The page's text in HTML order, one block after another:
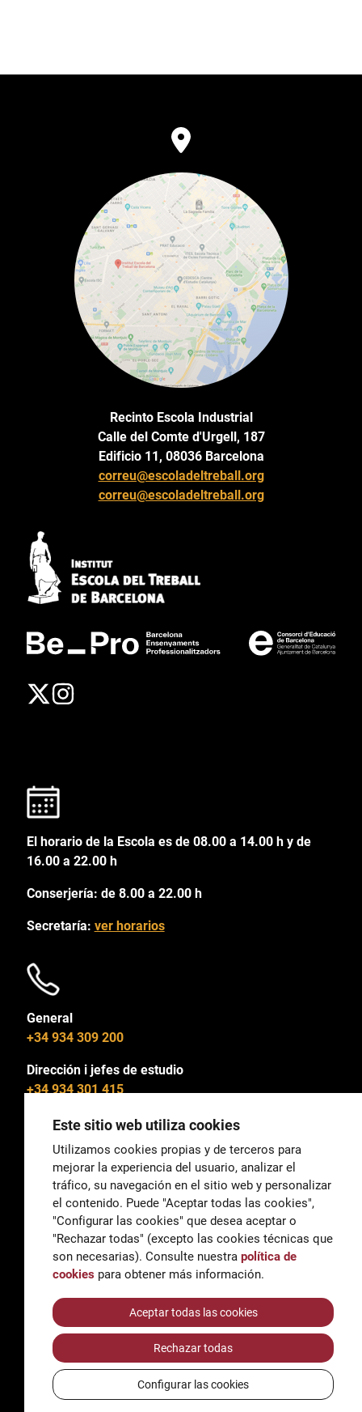
Recinto Escola Industrial
Calle del Comte d'Urgell, 187
Edificio 11, 08036 Barcelona
correu@escoladeltreball.org
correu@escoladeltreball.org
El horario de la Escola es de 08.00 a 14.00 h y de
16.00 a 22.00 h
Conserjería: de 8.00 a 22.00 h
Secretaría: ver horarios
General
+34 934 309 200
Dirección i jefes de estudio
+34 934 301 415
General
correu@escoladeltreball.org
Información
informacio@escoladeltreball.org
Trámites de secretaría
AccessibilidadAviso legal y Política de Privacidad
Política de cookies
Créditos
Este sitio web utiliza cookies
Utilizamos cookies propias y de terceros para
mejorar la experiencia del usuario, analizar el
tráfico, su navegación en el sitio web y personalizar
el contenido. Puede "Aceptar todas las cookies",
"Configurar las cookies" que desea aceptar o
"Rechazar todas" (excepto las cookies técnicas que
son necesarias). Consulte nuestra política de
cookies para obtener más información.
Aceptar todas las cookies
Rechazar todas
Configurar las cookies